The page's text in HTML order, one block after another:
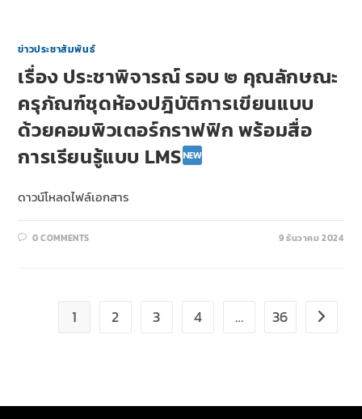
ข่าวประชาสัมพันธ์
เรื่อง ประชาพิจารณ์ รอบ ๒ คุณลักษณะ
ครุภัณฑ์ชุดห้องปฎิบัติการเขียนแบบ
ด้วยคอมพิวเตอร์กราฟฟิก พร้อมสื่อ
การเรียนรู้แบบ LMS
ดาวน์โหลดไฟล์เอกสาร
0 COMMENTS 9 ธันวาคม 2024
1 2 3 4 … 36